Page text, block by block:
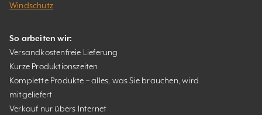
Windschutz
So arbeiten wir:
Versandkostenfreie Lieferung
Kurze Produktionszeiten
Komplette Produkte – alles, was Sie brauchen, wird
mitgeliefert
Verkauf nur übers Internet